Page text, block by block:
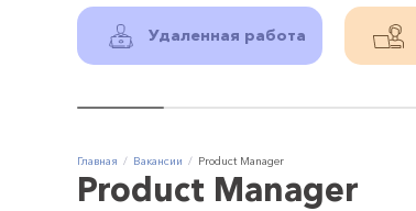
Удаленная работа
Главная Вакансии Product Manager
Product Manager